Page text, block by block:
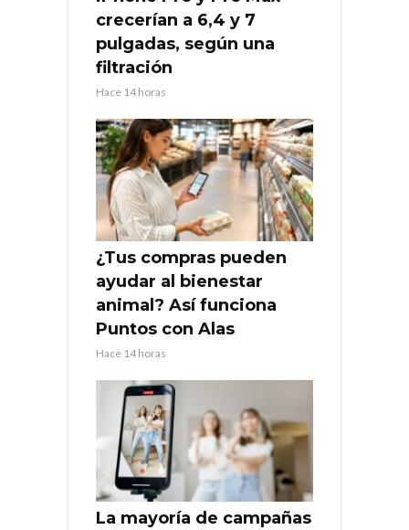
crecerían a 6,4 y 7
pulgadas, según una
filtración
Hace 14 horas
¿Tus compras pueden
ayudar al bienestar
animal? Así funciona
Puntos con Alas
Hace 14 horas
La mayoría de campañas